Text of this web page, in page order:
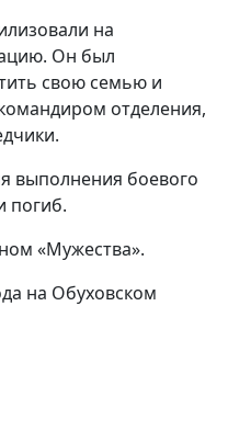
на
Он был
свою семью и
отделения,
выполнения боевого
погиб.
«Мужества».
на Обуховском